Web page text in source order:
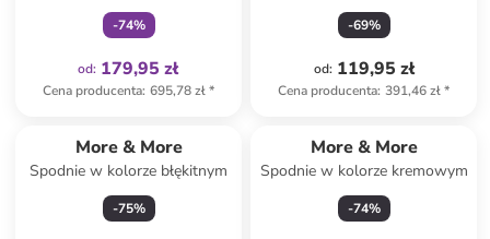
-74%
od: 179,95 zł
Cena producenta: 695,78 zł*
-69%
od: 119,95 zł
Cena producenta: 391,46 zł*
More & More
Spodnie w kolorze błękitnym
-75%
More & More
Spodnie w kolorze kremowym
-74%